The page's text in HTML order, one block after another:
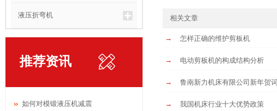
液压折弯机
推荐资讯
如何对模锻液压机减震
相关文章
→ 怎样正确的维护剪板机
→ 电动剪板机的构成结构分析
→ 鲁南新力机床有限公司新年贺词
→ 我国机床行业十大优势政策